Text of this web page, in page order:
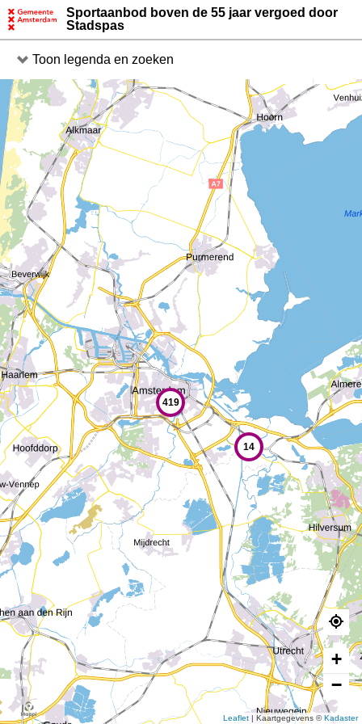
Direct
naar
legenda
Direct
naar
kaart
Sportaanbod boven de 55 jaar vergoed door
Stadspas
Toon legenda en zoeken
14
419
+
−
Leaflet | Kaartgegevens ©Kadaster